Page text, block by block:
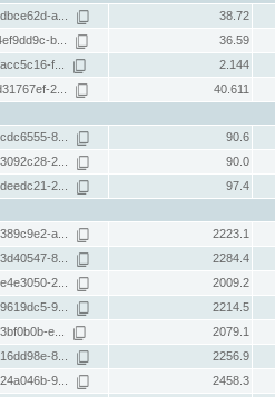
a... 38.72
b... 36.59
f... 2.144
2... 40.611
8... 90.6
2... 90.0
2... 97.4
a... 2223.1
8... 2284.4
2... 2009.2
9... 2214.5
e... 2079.1
8... 2256.9
9... 2458.3